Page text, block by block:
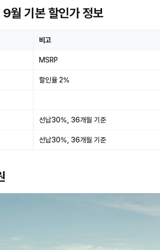
월 기본 할인가 정보
비고
MSRP
할인율 2%
선납30%, 36개월 기준
선납30%, 36개월 기준